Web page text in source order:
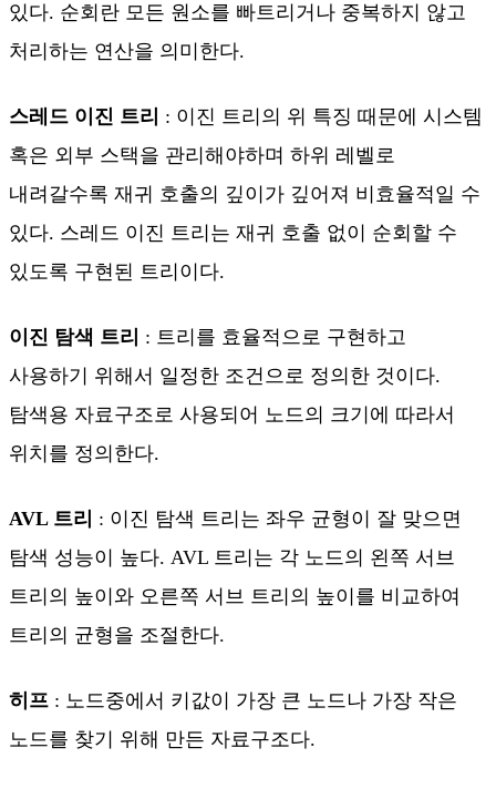
있다. 순회란 모든 원소를 빠트리거나 중복하지 않고
처리하는 연산을 의미한다.
스레드 이진 트리 : 이진 트리의 위 특징 때문에 시스템
혹은 외부 스택을 관리해야하며 하위 레벨로
내려갈수록 재귀 호출의 깊이가 깊어져 비효율적일 수
있다. 스레드 이진 트리는 재귀 호출 없이 순회할 수
있도록 구현된 트리이다.
이진 탐색 트리 : 트리를 효율적으로 구현하고
사용하기 위해서 일정한 조건으로 정의한 것이다.
탐색용 자료구조로 사용되어 노드의 크기에 따라서
위치를 정의한다.
AVL 트리 : 이진 탐색 트리는 좌우 균형이 잘 맞으면
탐색 성능이 높다. AVL 트리는 각 노드의 왼쪽 서브
트리의 높이와 오른쪽 서브 트리의 높이를 비교하여
트리의 균형을 조절한다.
히프 : 노드중에서 키값이 가장 큰 노드나 가장 작은
노드를 찾기 위해 만든 자료구조다.